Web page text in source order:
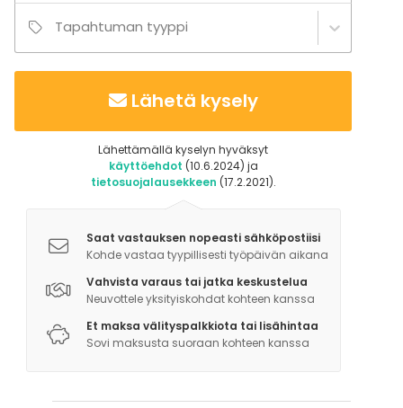
toimet - olimme kuitenkin rannassa tavoitettavissa
koko illan. Kiitos kuitenkin palautteestasi, otamme
tämän nöyrästi vastaan ja pyrimme parantamaan
toimintaamme.”
Tapahtuman tyyppi
Lähetä kysely
Lähettämällä kyselyn hyväksyt
käyttöehdot (10.6.2024) ja
tietosuojalausekkeen (17.2.2021).
Saat vastauksen nopeasti sähköpostiisi
Kohde vastaa tyypillisesti työpäivän aikana
Vahvista varaus tai jatka keskustelua
Neuvottele yksityiskohdat kohteen kanssa
Et maksa välityspalkkiota tai lisähintaa
Sovi maksusta suoraan kohteen kanssa